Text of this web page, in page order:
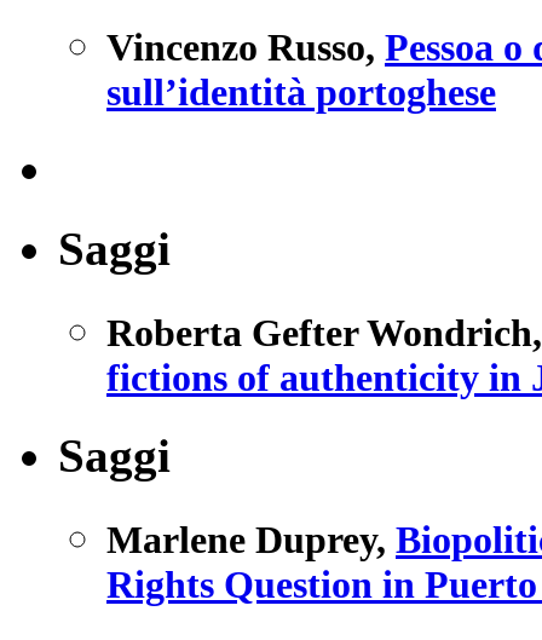
Vincenzo Russo, Pessoa
sull’identità portoghese
Saggi
Roberta Gefter Wondrich
fictions of authenticity in
Saggi
Marlene Duprey,
Rights Question in